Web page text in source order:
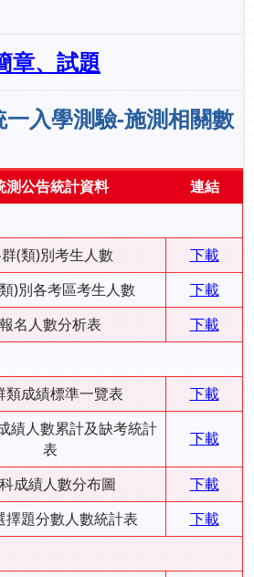
章、試題
入學測驗-施測相關數
測公告統計資料
連結
(類)別考生人數
下載
)別各考區考生人數
下載
報名人數分析表
下載
類成績標準一覽表 下載
績人數累計及缺考統計
表
下載
成績人數分布圖
下載
擇題分數人數統計表
下載